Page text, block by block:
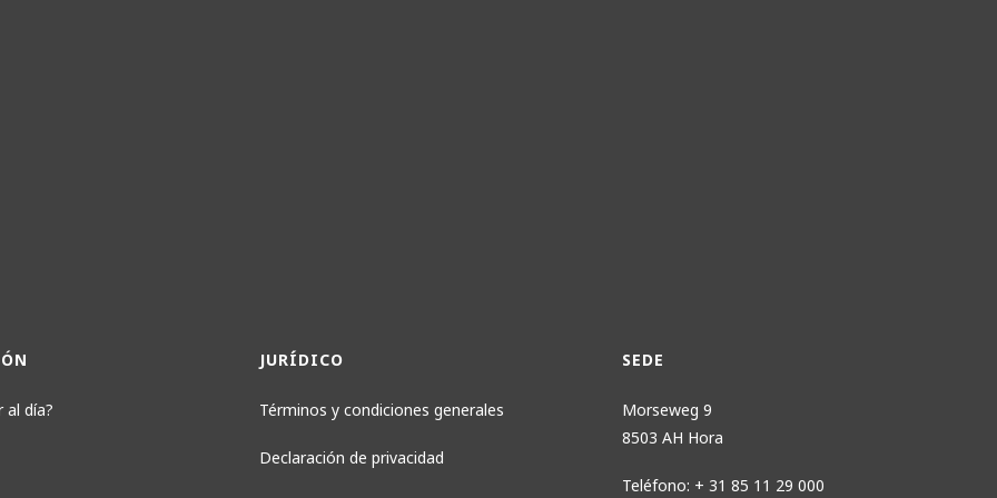
al día?
JURÍDICO
Términos y condiciones generales
Declaración de privacidad
SEDE
Morseweg 9
8503 AH Hora
Teléfono: + 31 85 11 29 000